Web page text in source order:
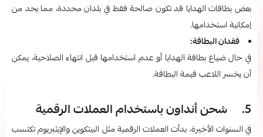
بعض بطاقات الهدايا قد تكون صالحة فقط في بلدان محددة، مما يحد من
إمكانية استخدامها.
فقدان البطاقة:
في حال ضياع بطاقة الهدايا أو عدم استخدامها قبل انتهاء الصلاحية، يمكن
أن يخسر اللاعب قيمة البطاقة.
5. شحن أنداون باستخدام العملات الرقمية
في السنوات الأخيرة، بدأت العملات الرقمية مثل البيتكوين والإيثيريوم تكتسب